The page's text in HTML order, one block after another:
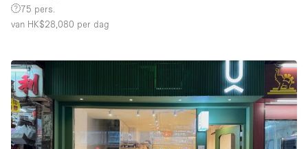
75 pers.
van HK$28,080 per dag